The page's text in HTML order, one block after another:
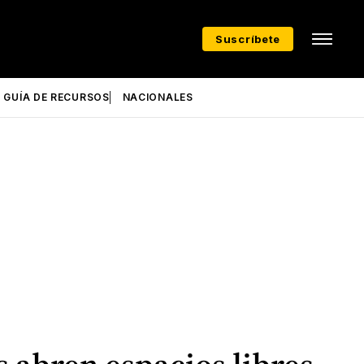
Suscríbete
GUÍA DE RECURSOS NACIONALES